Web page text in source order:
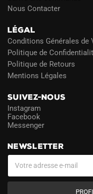
Nous Contacter
LÉGAL
Conditions Générales de
Politique de
Politique de Retours
Mentions Légales
SUIVEZ-NOUS
Instagram
Facebook
Messenger
NEWSLETTER